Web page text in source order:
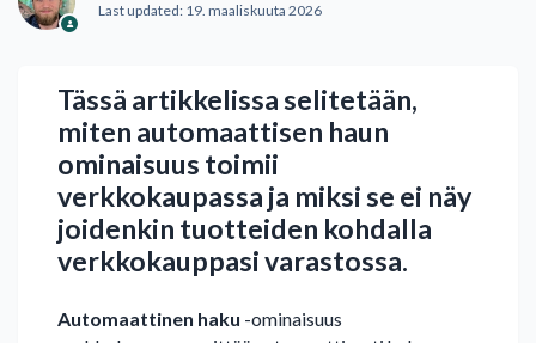
Last updated: 19. maaliskuuta 2026
Tässä artikkelissa selitetään,
miten automaattisen haun
ominaisuus toimii
verkkokaupassa ja miksi se ei näy
joidenkin tuotteiden kohdalla
verkkokauppasi varastossa.
Automaattinen haku -ominaisuus